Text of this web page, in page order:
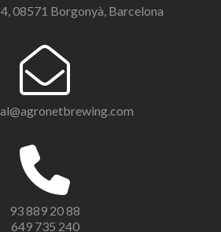
08571 Borgonyà, Barcelona
93 889 20 88
649 735 240